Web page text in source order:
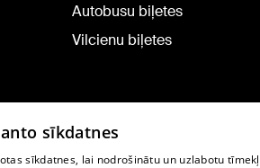
Autobusu biļetes
Vilcienu biļetes
sīkdatnes
sīkdatnes, lai nodrošinātu un uzlabotu